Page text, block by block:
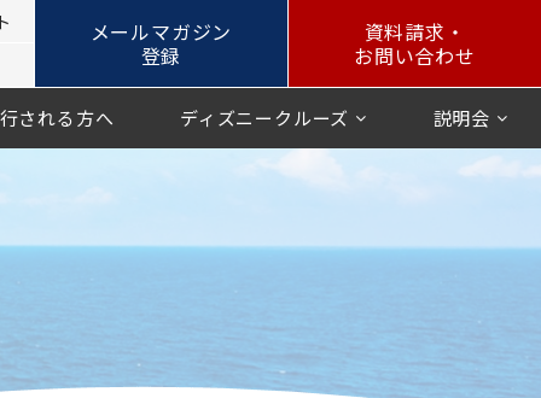
メールマガジン
登録
資料請求・
お問い合わせ
される方へ ディズニークルーズ 説明会